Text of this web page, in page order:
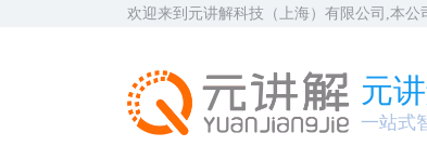
欢迎来到元讲解科技（上海）有限公司,本
元
一站式